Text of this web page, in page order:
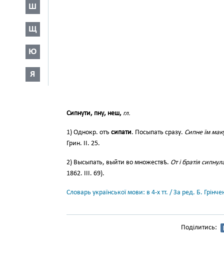
Ш
Щ
Ю
Я
Сипнути, пну, неш, гл.
1) Однокр. отъ сипати. Посыпать сразу. Сипне їм
Грин. II. 25.
2) Высыпать, выйти во множествѣ. От і братія
1862. III. 69).
Словарь української мови: в 4-х тт. / За ред. Б.
Поділитись: